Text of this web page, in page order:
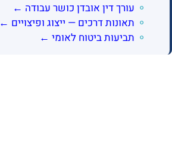
עורך דין אובדן כושר עבודה ←
תאונות דרכים — ייצוג ופיצויים ←
תביעות ביטוח לאומי ←